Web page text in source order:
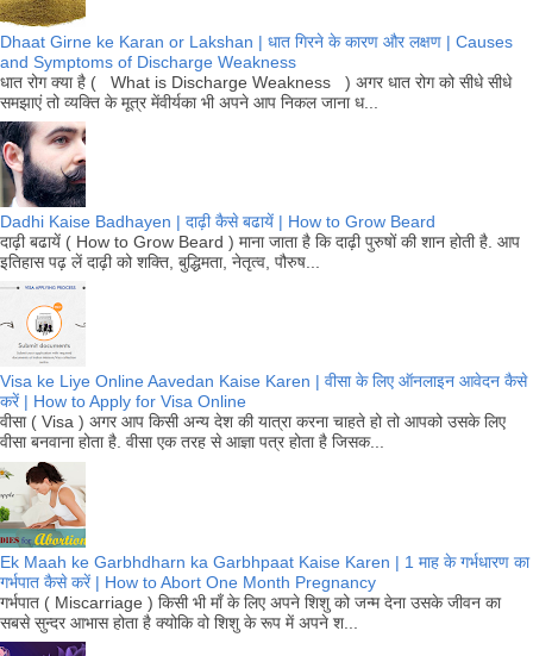
Dhaat Girne ke Karan or Lakshan | धात गिरने के कारण और लक्षण | Causes
and Symptoms of Discharge Weakness
धात रोग क्या है ( What is Discharge Weakness ) अगर धात रोग को सीधे सीधे
समझाएं तो व्यक्ति के मूत्र मेंवीर्यका भी अपने आप निकल जाना ध...
Dadhi Kaise Badhayen | दाढ़ी कैसे बढायें | How to Grow Beard
दाढ़ी बढायें ( How to Grow Beard ) माना जाता है कि दाढ़ी पुरुषों की शान होती है. आप
इतिहास पढ़ लें दाढ़ी को शक्ति, बुद्धिमता, नेतृत्व, पौरुष...
Visa ke Liye Online Aavedan Kaise Karen | वीसा के लिए ऑनलाइन आवेदन कैसे
करें | How to Apply for Visa Online
वीसा ( Visa ) अगर आप किसी अन्य देश की यात्रा करना चाहते हो तो आपको उसके लिए
वीसा बनवाना होता है. वीसा एक तरह से आज्ञा पत्र होता है जिसक...
Ek Maah ke Garbhdharn ka Garbhpaat Kaise Karen | 1 माह के गर्भधारण का
गर्भपात कैसे करें | How to Abort One Month Pregnancy
गर्भपात ( Miscarriage ) किसी भी माँ के लिए अपने शिशु को जन्म देना उसके जीवन का
सबसे सुन्दर आभास होता है क्योकि वो शिशु के रूप में अपने श...